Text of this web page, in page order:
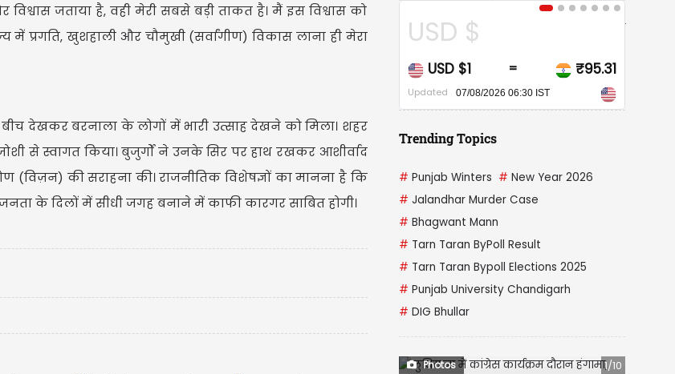
जताया है, वही मेरी सबसे बड़ी ताकत है। मैं इस विश्वास को
प्रगति, खुशहाली और चौमुखी (सर्वांगीण) विकास लाना ही मेरा
देखकर बरनाला के लोगों में भारी उत्साह देखने को मिला। शहर
से स्वागत किया। बुजुर्गों ने उनके सिर पर हाथ रखकर आशीर्वाद
की सराहना की। राजनीतिक विशेषज्ञों का मानना है कि
के दिलों में सीधी जगह बनाने में काफी कारगर साबित होगी।
USD $
₹95.31
07/08/2026 06:30 IST
CAD $1 =
Updated 07/08/2026 06:30 IST
Trending Topics
# Punjab Winters # New Year 2026
# Jalandhar Murder Case
# Bhagwant Mann
# Tarn Taran ByPoll Result
# Tarn Taran Bypoll Elections 2025
# Punjab University Chandigarh
# DIG Bhullar
Photos 1/10